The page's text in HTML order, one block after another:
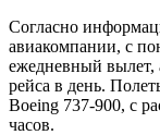
Согласно
авиакомпании, с
ежедневный вылет,
рейса в день.
Boeing 737-900, с
часов.